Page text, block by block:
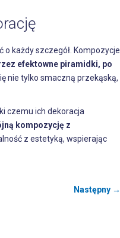
każdy szczegół. Kompozycje
efektowne piramidki, po
nie tylko smaczną przekąską,
czemu ich dekoracja
kompozycję z
z estetyką, wspierając
Następny →